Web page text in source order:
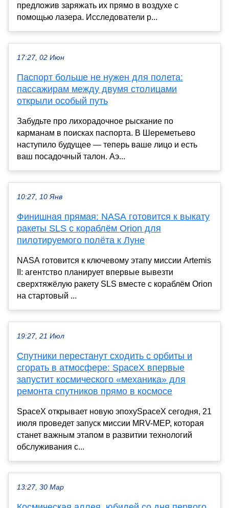
предложив заряжать их прямо в воздухе с
помощью лазера. Исследователи р...
17:27, 02 Июн
Паспорт больше не нужен для полета:
пассажирам между двумя столицами
открыли особый путь
Забудьте про лихорадочное рыскание по
карманам в поисках паспорта. В Шереметьево
наступило будущее — теперь ваше лицо и есть
ваш посадочный талон. Аэ...
10:27, 10 Янв
Финишная прямая: NASA готовится к выкату
ракеты SLS с кораблём Orion для
пилотируемого полёта к Луне
NASA готовится к ключевому этапу миссии Artemis
II: агентство планирует впервые вывезти
сверхтяжёлую ракету SLS вместе с кораблём Orion
на стартовый ...
19:27, 21 Июл
Спутники перестанут сходить с орбиты и
сгорать в атмосфере: SpaceX впервые
запустит космического «механика» для
ремонта спутников прямо в космосе
SpaceX открывает новую эпохуSpaceX сегодня, 21
июля проведет запуск миссии MRV-MEP, которая
станет важным этапом в развитии технологий
обслуживания с...
13:27, 30 Мар